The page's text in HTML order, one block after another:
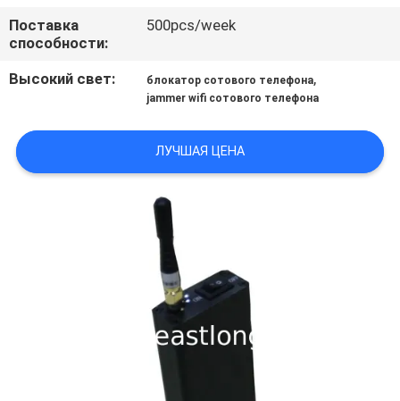
НОВОСТИ
ЗАПРОС
ЦИТАТЫ
Поставка
способности:
500pcs/week
Высокий свет: блокатор сотового телефона,
jammer wifi сотового телефона
ЛУЧШАЯ ЦЕНА